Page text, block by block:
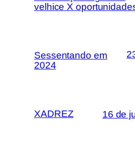
velhice X
Sessentando em
2024
XADREZ 16 de